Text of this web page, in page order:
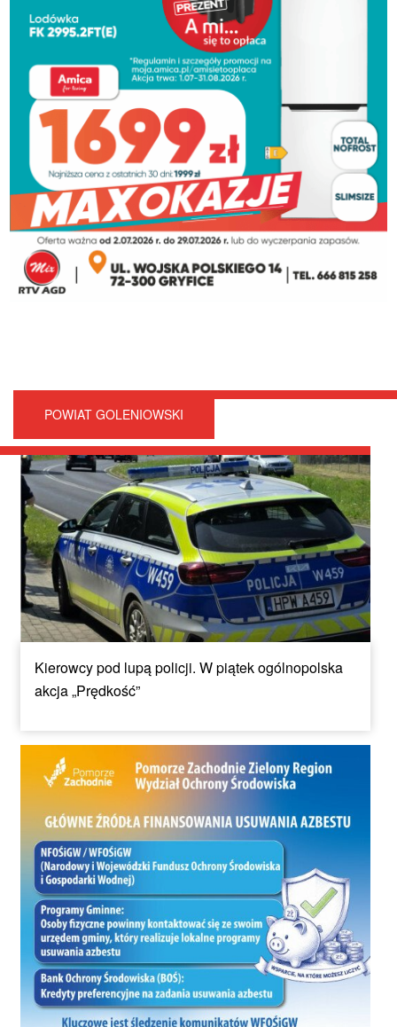
POWIAT GOLENIOWSKI
Kierowcy pod lupą policji. W piątek ogólnopolska
akcja „Prędkość”